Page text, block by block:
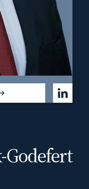
Godefert